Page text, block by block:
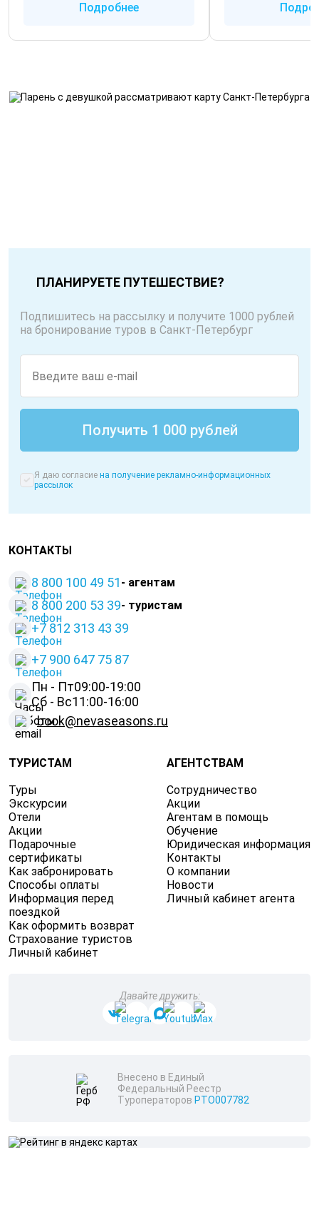
Подробнее
ПЛАНИРУЕТЕ ПУТЕШЕСТВИЕ?
Подпишитесь на рассылку и получите 1000 рублей
на бронирование туров в Санкт-Петербург
Я даю согласие на получение рекламно-информационных
рассылок
КОНТАКТЫ
8 800 100 49 51 - агентам
8 800 200 53 39- туристам
+7 812 313 43 39
+7 900 647 75 87
Пн - Пт09:00-19:00
Сб - Вс11:00-16:00
book@nevaseasons.ru
ТУРИСТАМ
Туры
Экскурсии
Отели
Акции
Подарочные
сертификаты
Как забронировать
Способы оплаты
Информация перед
поездкой
Как оформить возврат
Страхование туристов
Личный кабинет
АГЕНТСТВАМ
Сотрудничество
Акции
Агентам в помощь
Обучение
Юридическая информация
Контакты
О компании
Новости
Личный кабинет агента
Давайте дружить:
Внесено в Единый
Федеральный Реестр
Туроператоров РТО007782